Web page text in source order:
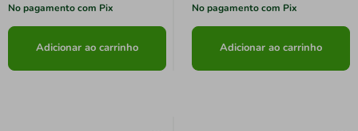
No pagamento com Pix
Adicionar ao carrinho
No pagamento com Pix
Adicionar ao carrinho